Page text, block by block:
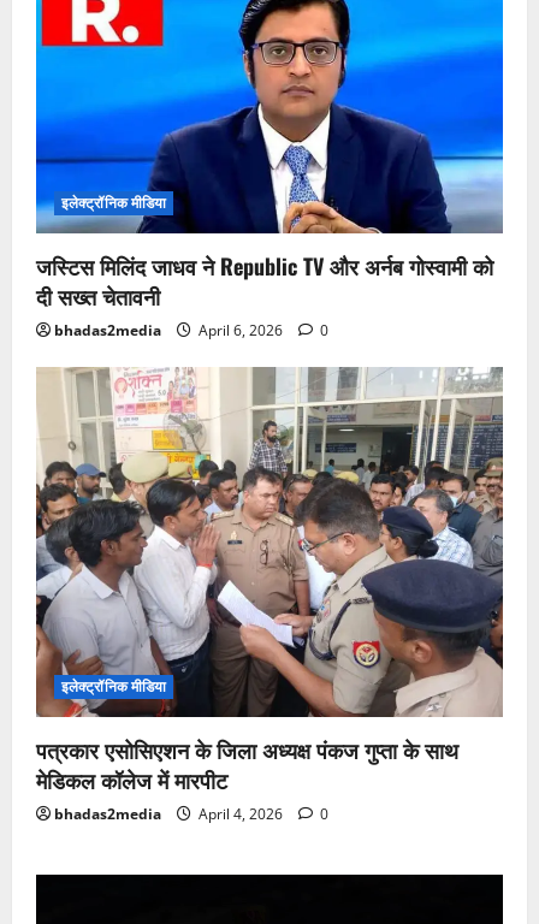
इलेक्ट्रॉनिक मीडिया
जस्टिस मिलिंद जाधव ने Republic TV और अर्नब गोस्वामी को
दी सख्त चेतावनी
bhadas2media April 6, 2026 0
इलेक्ट्रॉनिक मीडिया
पत्रकार एसोसिएशन के जिला अध्यक्ष पंकज गुप्ता के साथ
मेडिकल कॉलेज में मारपीट
bhadas2media April 4, 2026 0